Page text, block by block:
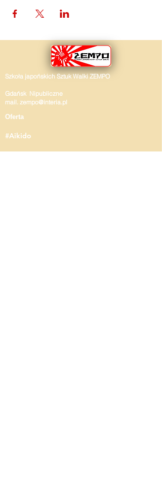
Szkoła japońskich Sztuk Walki ZEMPO
Gdańsk Nipubliczne
mail. zempo@interia.pl
Oferta
#Aikido